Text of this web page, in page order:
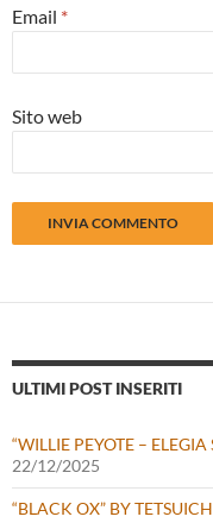
Email *
Sito web
ULTIMI POST INSERITI
“WILLIE PEYOTE –
22/12/2025
“BLACK OX” BY